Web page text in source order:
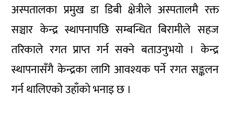
अस्पतालका प्रमुख डा डिबी क्षेत्रीले अस्पतालमै रक्त
सञ्चार केन्द्र स्थापनापछि सम्बन्धित बिरामीले सहज
तरिकाले रगत प्राप्त गर्न सक्ने बताउनुभयो । केन्द्र
स्थापनासँगै केन्द्रका लागि आवश्यक पर्ने रगत सङ्कलन
गर्न थालिएको उहाँको भनाइ छ ।